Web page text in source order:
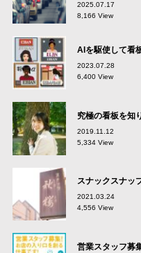
2025.07.17
8,166 View
AIを駆使して看
2023.07.28
6,400 View
究極の看板を知
2019.11.12
5,334 View
スナックスナッ
2021.03.24
4,556 View
営業スタッフ募